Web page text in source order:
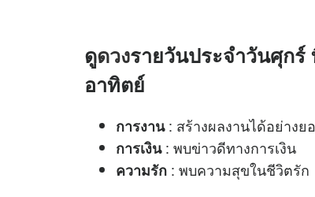
ดูดวงรายวันประจำวันศุก
อาทิตย์
การงาน: สร้างผลงานได้อย่างย
การเงิน: พบข่าวดีทางการเงิน
ความรัก : พบความสุขในชีวิตรัก